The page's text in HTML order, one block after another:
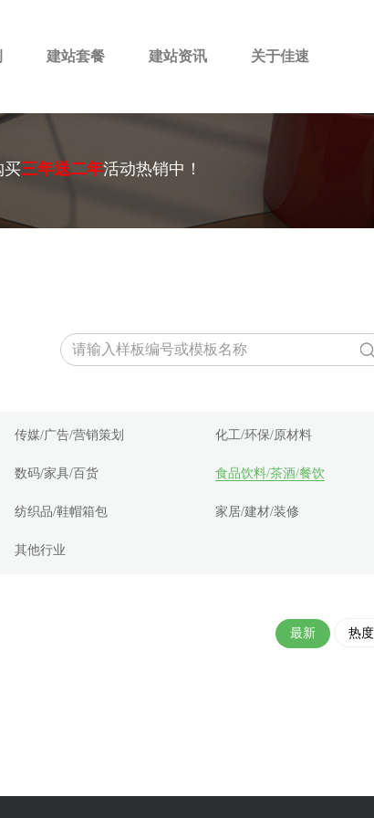
建站套餐 建站资讯 关于佳速
买三年送二年活动热销中！
传媒/广告/营销策划 化工/环保/原材料
数码/家具/百货 食品饮料/茶酒/餐饮
纺织品/鞋帽箱包 家居/建材/装修
其他行业
最新 热度